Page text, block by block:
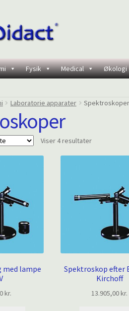
Fysik Medical Økologi
Laboratorie apparater Spektroskoper
Viser 4 resultaterSorteret
med lampe
kr.
Spektroskop efter
Kirchoff
13.905,00kr.